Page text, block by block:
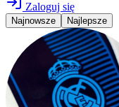
Zaloguj się
Najnowsze Najlepsze